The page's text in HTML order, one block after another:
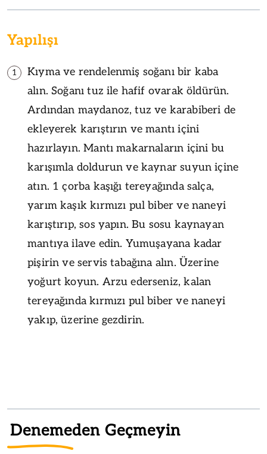
Yapılışı
1
Kıyma ve rendelenmiş soğanı bir kaba
alın. Soğanı tuz ile hafif ovarak öldürün.
Ardından maydanoz, tuz ve karabiberi de
ekleyerek karıştırın ve mantı içini
hazırlayın. Mantı makarnaların içini bu
karışımla doldurun ve kaynar suyun içine
atın. 1 çorba kaşığı tereyağında salça,
yarım kaşık kırmızı pul biber ve naneyi
karıştırıp, sos yapın. Bu sosu kaynayan
mantıya ilave edin. Yumuşayana kadar
pişirin ve servis tabağına alın. Üzerine
yoğurt koyun. Arzu ederseniz, kalan
tereyağında kırmızı pul biber ve naneyi
yakıp, üzerine gezdirin.
Denemeden Geçmeyin